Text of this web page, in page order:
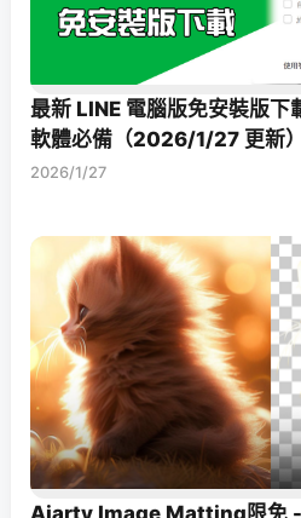
最新 LINE 電腦版免安裝版下
軟體必備（2026/1/27 更新）
2026/1/27